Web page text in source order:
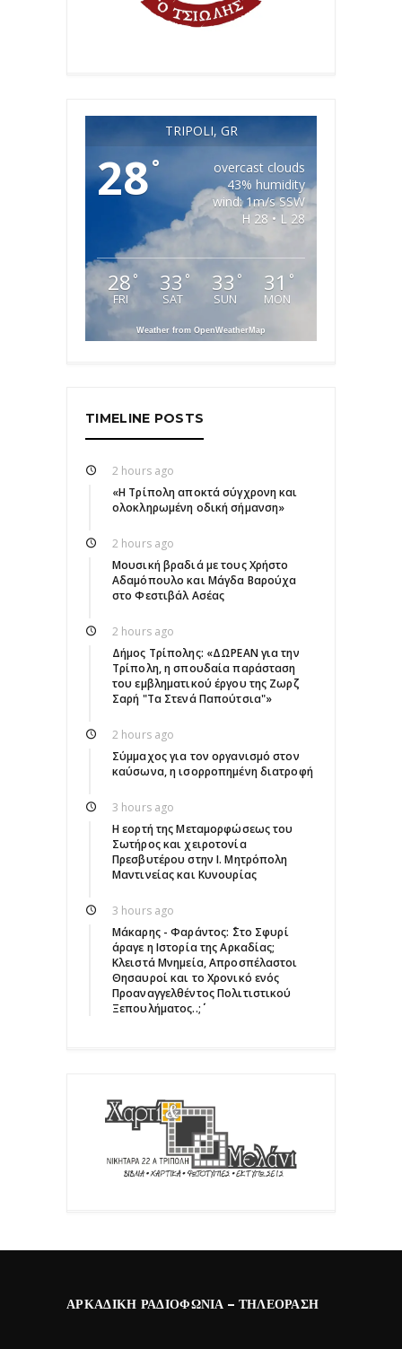
TRIPOLI, GR
28°
overcast clouds
43% humidity
wind: 1m/s SSW
H 28 • L 28
28 °
FRI
33 °
SAT
33 °
SUN
31 °
MON
Weather from OpenWeatherMap
TIMELINE POSTS
2 hours ago
«Η Τρίπολη αποκτά σύγχρονη και
ολοκληρωμένη οδική σήμανση»
2 hours ago
Μουσική βραδιά με τους Χρήστο
Αδαμόπουλο και Μάγδα Βαρούχα
στο Φεστιβάλ Ασέας
2 hours ago
Δήμος Τρίπολης: «ΔΩΡΕΑΝ για την
Τρίπολη, η σπουδαία παράσταση
του εμβληματικού έργου της Ζωρζ
Σαρή "Τα Στενά Παπούτσια"»
2 hours ago
Σύμμαχος για τον οργανισμό στον
καύσωνα, η ισορροπημένη διατροφή
3 hours ago
Η εορτή της Μεταμορφώσεως του
Σωτήρος και χειροτονία
Πρεσβυτέρου στην Ι. Μητρόπολη
Μαντινείας και Κυνουρίας
3 hours ago
Μάκαρης - Φαράντος: ΄΄Στο Σφυρί
άραγε η Ιστορία της Αρκαδίας;
Κλειστά Μνημεία, Απροσπέλαστοι
Θησαυροί και το Χρονικό ενός
Προαναγγελθέντος Πολιτιστικού
Ξεπουλήματος..;΄΄
ΑΡΚΑΔΙΚΉ ΡΑΔΙΟΦΩΝΊΑ – ΤΗΛΕΌΡΑΣΗ